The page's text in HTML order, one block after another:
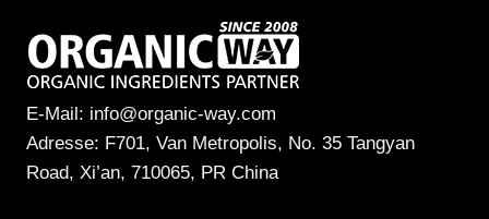
E-Mail: info@organic-way.com
Adresse: F701, Van Metropolis, No. 35 Tangyan
Road, Xi’an, 710065, PR China